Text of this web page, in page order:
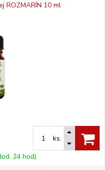
ROZMARÍN 10 ml
ks.
24 hod)